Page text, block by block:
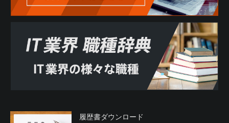
履歴書ダウンロード